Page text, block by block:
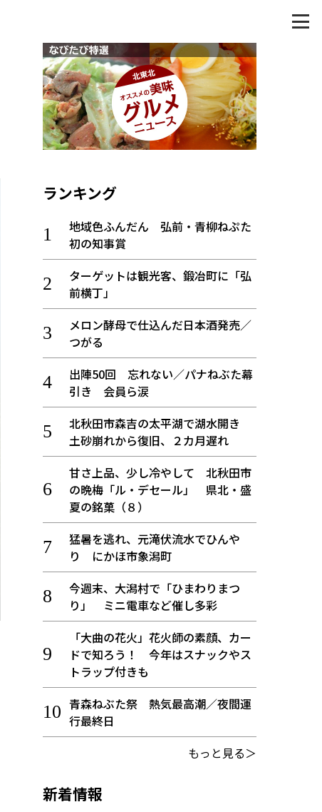
ランキング
地域色ふんだん 弘前・青柳ねぷた
初の知事賞
ターゲットは観光客、鍛冶町に「弘
前横丁」
メロン酵母で仕込んだ日本酒発売／
つがる
出陣50回 忘れない／パナねぶた幕
引き 会員ら涙
北秋田市森吉の太平湖で湖水開き
土砂崩れから復旧、２カ月遅れ
甘さ上品、少し冷やして 北秋田市
の晩梅「ル・デセール」 県北・盛
夏の銘菓（８）
猛暑を逃れ、元滝伏流水でひんや
り にかほ市象潟町
今週末、大潟村で「ひまわりまつ
り」 ミニ電車など催し多彩
「大曲の花火」花火師の素顔、カー
ドで知ろう！ 今年はスナックやス
トラップ付きも
青森ねぶた祭 熱気最高潮／夜間運
行最終日
もっと見る＞
新着情報